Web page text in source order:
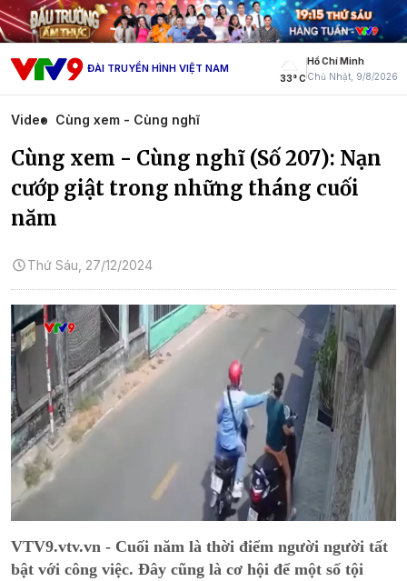
ĐÀI TRUYỀN HÌNH VIỆT NAM
33° C
Hồ Chí Minh
Chủ Nhật, 9/8/2026
Video Cùng xem - Cùng nghĩ
Cùng xem - Cùng nghĩ (Số 207): Nạn
cướp giật trong những tháng cuối
năm
Thứ Sáu, 27/12/2024
VTV9.vtv.vn - Cuối năm là thời điểm người người tất
bật với công việc. Đây cũng là cơ hội để một số tội